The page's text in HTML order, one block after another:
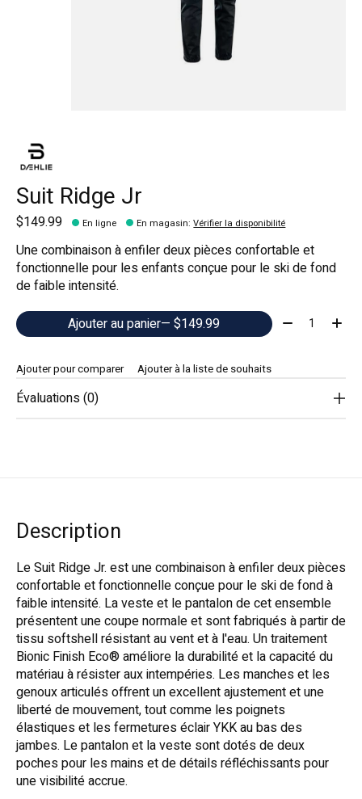
Suit Ridge Jr
$149.99 En ligne En magasin:Vérifier la disponibilité
Une combinaison à enfiler deux pièces confortable et
fonctionnelle pour les enfants conçue pour le ski de fond
de faible intensité.
Ajouter au panier
— $149.99 Quantité:
Ajouter pour comparer Ajouter à la liste de souhaits
Évaluations (0)
Description
Le Suit Ridge Jr. est une combinaison à enfiler deux pièces
confortable et fonctionnelle conçue pour le ski de fond à
faible intensité. La veste et le pantalon de cet ensemble
présentent une coupe normale et sont fabriqués à partir de
tissu softshell résistant au vent et à l'eau. Un traitement
Bionic Finish Eco® améliore la durabilité et la capacité du
matériau à résister aux intempéries. Les manches et les
genoux articulés offrent un excellent ajustement et une
liberté de mouvement, tout comme les poignets
élastiques et les fermetures éclair YKK au bas des
jambes. Le pantalon et la veste sont dotés de deux
poches pour les mains et de détails réfléchissants pour
une visibilité accrue.